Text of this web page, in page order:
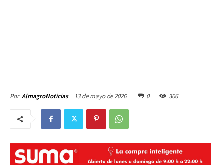
Por AlmagroNoticias 13 de mayo de 2026 0 306